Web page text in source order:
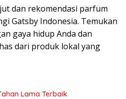
dan rekomendasi parfum
Gatsby Indonesia. Temukan
gaya hidup Anda dan
dari produk lokal yang
Lama Terbaik